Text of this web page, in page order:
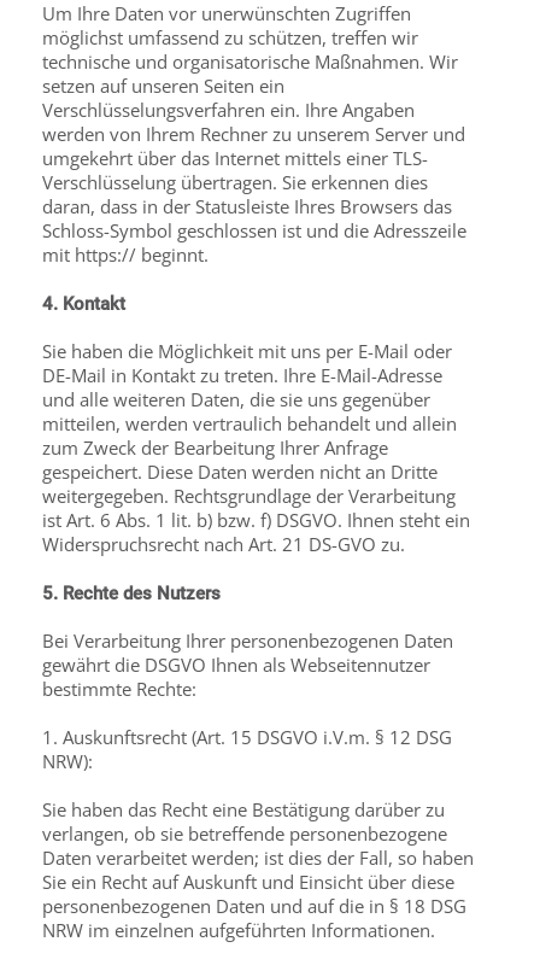
Um Ihre Daten vor unerwünschten Zugriffen
möglichst umfassend zu schützen, treffen wir
technische und organisatorische Maßnahmen. Wir
setzen auf unseren Seiten ein
Verschlüsselungsverfahren ein. Ihre Angaben
werden von Ihrem Rechner zu unserem Server und
umgekehrt über das Internet mittels einer TLS-
Verschlüsselung übertragen. Sie erkennen dies
daran, dass in der Statusleiste Ihres Browsers das
Schloss-Symbol geschlossen ist und die Adresszeile
mit https:// beginnt.
4. Kontakt
Sie haben die Möglichkeit mit uns per E-Mail oder
DE-Mail in Kontakt zu treten. Ihre E-Mail-Adresse
und alle weiteren Daten, die sie uns gegenüber
mitteilen, werden vertraulich behandelt und allein
zum Zweck der Bearbeitung Ihrer Anfrage
gespeichert. Diese Daten werden nicht an Dritte
weitergegeben. Rechtsgrundlage der Verarbeitung
ist Art. 6 Abs. 1 lit. b) bzw. f) DSGVO. Ihnen steht ein
Widerspruchsrecht nach Art. 21 DS-GVO zu.
5. Rechte des Nutzers
Bei Verarbeitung Ihrer personenbezogenen Daten
gewährt die DSGVO Ihnen als Webseitennutzer
bestimmte Rechte:
1. Auskunftsrecht (Art. 15 DSGVO i.V.m. § 12 DSG
NRW):
Sie haben das Recht eine Bestätigung darüber zu
verlangen, ob sie betreffende personenbezogene
Daten verarbeitet werden; ist dies der Fall, so haben
Sie ein Recht auf Auskunft und Einsicht über diese
personenbezogenen Daten und auf die in § 18 DSG
NRW im einzelnen aufgeführten Informationen.